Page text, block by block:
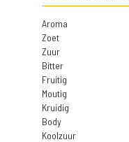
Aroma
Zoet
Zuur
Bitter
Fruitig
Moutig
Kruidig
Body
Koolzuur